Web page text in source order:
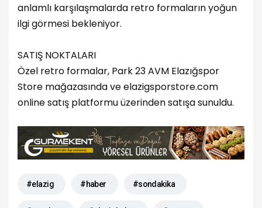
anlamlı karşılaşmalarda retro formaların yoğun
ilgi görmesi bekleniyor.
SATIŞ NOKTALARI
Özel retro formalar, Park 23 AVM Elazığspor
Store mağazasında ve elazigsporstore.com
online satış platformu üzerinden satışa sunuldu.
#elazig #haber #sondakika